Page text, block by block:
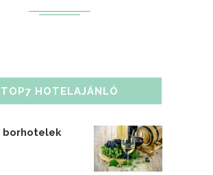
TOP7 HOTELAJÁNLÓ
borhotelek